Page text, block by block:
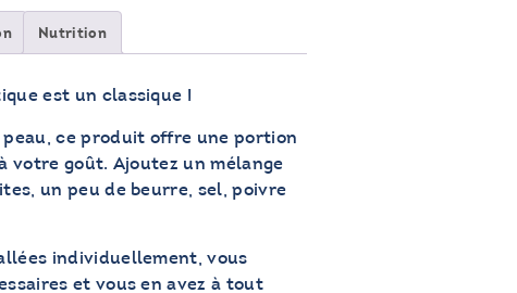
Nutrition
est un classique !
ce produit offre une portion
votre goût. Ajoutez un mélange
un peu de beurre, sel, poivre
individuellement, vous
et vous en avez à tout